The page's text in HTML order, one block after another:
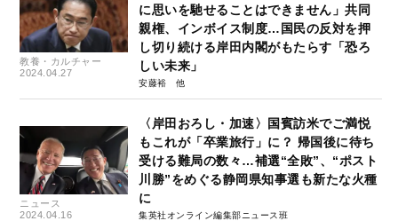
教養・カルチャー
2024.04.27
に思いを馳せることはできません」共同
親権、インボイス制度…国民の反対を押
し切り続ける岸田内閣がもたらす「恐ろ
しい未来」
安藤裕
ニュース
2024.04.16
〈岸田おろし・加速〉国賓訪米でご満悦
もこれが「卒業旅行」に？ 帰国後に待ち
受ける難局の数々…補選“全敗”、“ポスト
川勝”をめぐる静岡県知事選も新たな火種
に
集英社オンライン編集部ニュース班